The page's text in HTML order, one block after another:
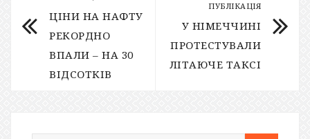
ЦІНИ НА НАФТУ
РЕКОРДНО
ВПАЛИ – НА 30
ВІДСОТКІВ
ПУБЛІКАЦІЯ
У НІМЕЧЧИНІ
ПРОТЕСТУВАЛИ
ЛІТАЮЧЕ ТАКСІ